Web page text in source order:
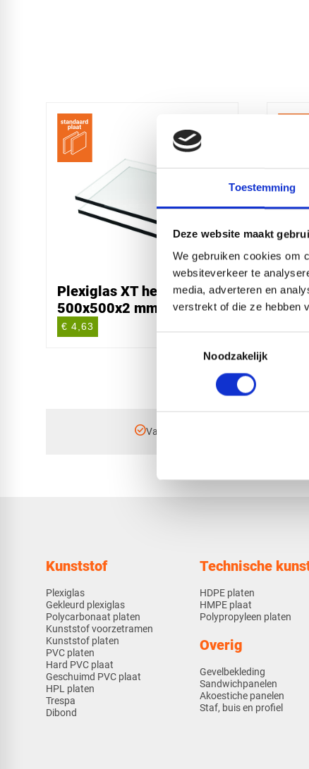
Toestemming
Deze website maakt
We gebruiken cookies om
websiteverkeer te
media, adverteren en
verstrekt of die ze hebben
Noodzakelijk
Plexiglas XT helder
500x500x2 mm
€ 4,63
check_circleVanaf
Kunststof
Plexiglas
Gekleurd plexiglas
Polycarbonaat platen
Kunststof voorzetramen
Kunststof platen
PVC platen
Hard PVC plaat
Geschuimd PVC plaat
HPL platen
Trespa
Dibond
Technische
HDPE platen
HMPE plaat
Polypropyleen platen
Overig
Gevelbekleding
Sandwichpanelen
Akoestiche panelen
Staf, buis en profiel